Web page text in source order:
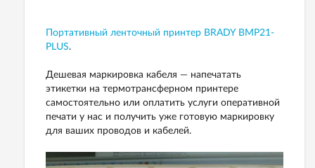
Портативный ленточный принтер BRADY BMP21-
PLUS.
Дешевая маркировка кабеля — напечатать
этикетки на термотрансферном принтере
самостоятельно или оплатить услуги оперативной
печати у нас и получить уже готовую маркировку
для ваших проводов и кабелей.